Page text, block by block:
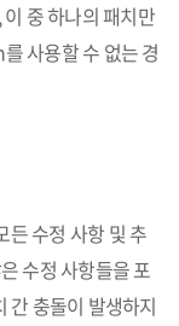
중 하나의 패치만
사용할 수 없는 경
든 수정 사항 및 추
수정 사항들을 포
충돌이 발생하지